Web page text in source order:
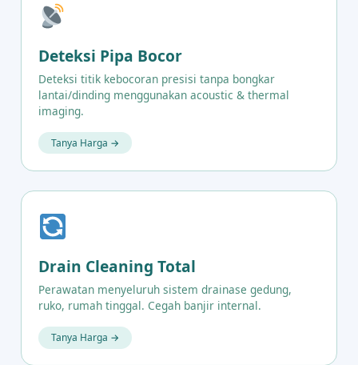
Deteksi Pipa Bocor
Deteksi titik kebocoran presisi tanpa bongkar
lantai/dinding menggunakan acoustic & thermal
imaging.
Tanya Harga →
Drain Cleaning Total
Perawatan menyeluruh sistem drainase gedung,
ruko, rumah tinggal. Cegah banjir internal.
Tanya Harga →